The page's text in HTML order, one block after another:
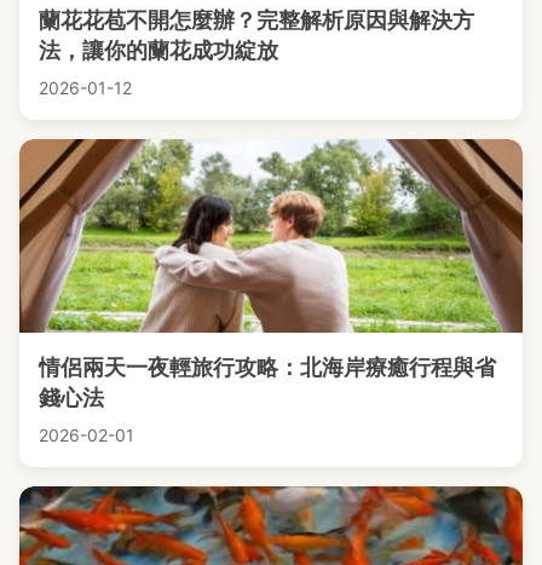
蘭花花苞不開怎麼辦？完整解析原因與解決方
法，讓你的蘭花成功綻放
2026-01-12
情侶兩天一夜輕旅行攻略：北海岸療癒行程與省
錢心法
2026-02-01